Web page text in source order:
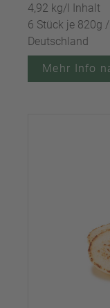
4,92 kg/l Inhalt
6 Stück je 820g
Deutschland
Mehr Info